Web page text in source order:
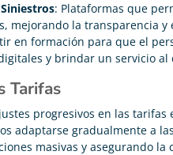
: Plataformas que
mejorando la transparencia y
en formación para que el
y brindar un servicio al
Tarifas
progresivos en las tarifas
adaptarse gradualmente a
masivas y asegurando la
presupuestos de
solución para